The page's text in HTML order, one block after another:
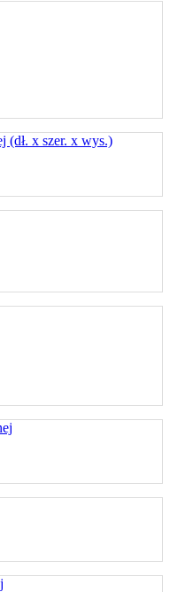
(dł. x szer. x wys.)